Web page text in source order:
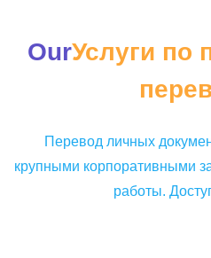
OurУслуги по
Перевод личных
крупными корпоративными
работы.